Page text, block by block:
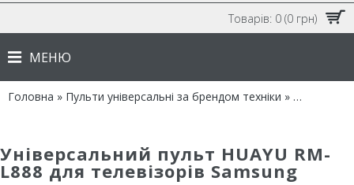
Товарів: 0 (0 грн)
МЕНЮ
Головна » Пульти універсальні за брендом техніки » Бренд
Універсальний пульт HUAYU RM-
L888 для телевізорів Samsung